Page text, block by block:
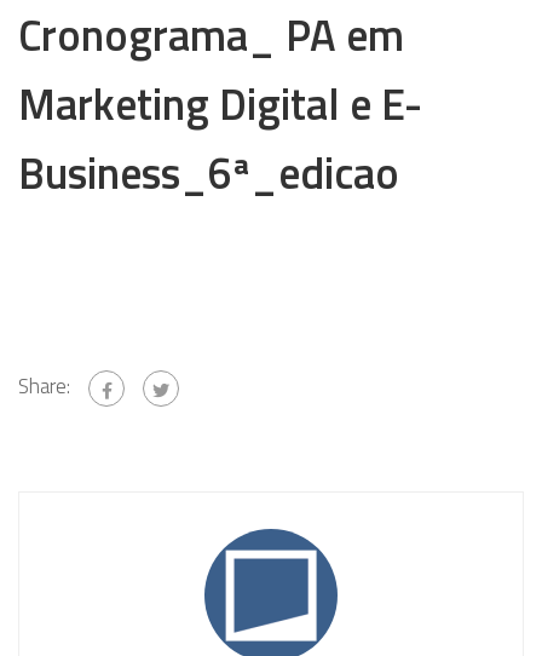
Cronograma_ PA em
Marketing Digital e E-
Business_6ª_edicao
Share: